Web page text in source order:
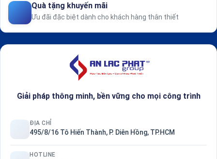
Quà tặng khuyến mãi
Ưu đãi đặc biệt dành cho khách hàng thân thiết
Giải pháp thông minh, bền vững cho mọi công trình
ĐỊA CHỈ
495/8/16 Tô Hiến Thành, P. Diên Hồng, TP.HCM
HOTLINE